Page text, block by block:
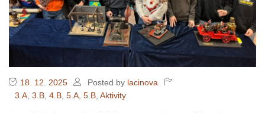
18. 12. 2025 Posted by lacinova
3.A 3.B 4.B 5.A 5.B Aktivity